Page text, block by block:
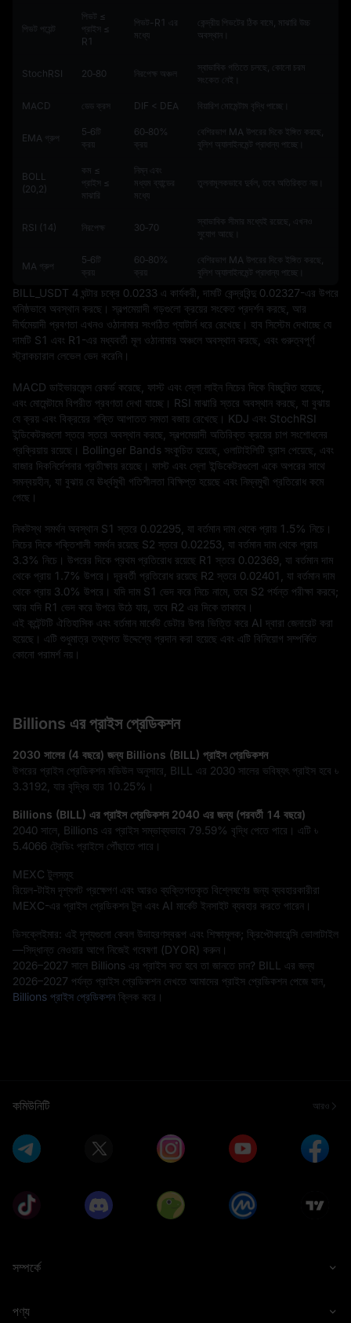
পিভট পয়েন্ট
পিভট ≤
প্রাইস ≤
R1
পিভট-R1 এর
মধ্যে
কেন্দ্রীয় পিভটের ঠিক বামে, মাঝারি উচ্চ
অবস্থান।
StochRSI 20‑80 নিরপেক্ষ অঞ্চল
স্বাভাবিক গতিতে চলছে, কোনো চরম
সংকেত নেই।
MACD DIF < DEA বিয়ারিশ মোমেন্টাম বৃদ্ধি পাচ্ছে।
EMA গ্রুপ
5‑6টি
60‑80%
বেশিরভাগ MA উপরের দিকে ইঙ্গিত করছে,
বুলিশ অ্যালাইনমেন্ট প্রাধান্য পাচ্ছে।
BOLL
(20,2)
কম ≤
প্রাইস ≤
মাঝারি
নিম্ন এবং
মধ্যম ব্যান্ডের
মধ্যে
তুলনামূলকভাবে দুর্বল, তবে অতিরিক্ত নয়।
RSI (14) নিরপেক্ষ 30‑70
স্বাভাবিক সীমার মধ্যেই রয়েছে, এখনও
সুযোগ আছে।
MA গ্রুপ
5‑6টি
60‑80%
বেশিরভাগ MA উপরের দিকে ইঙ্গিত করছে,
বুলিশ অ্যালাইনমেন্ট প্রাধান্য পাচ্ছে।
BILL_USDT 4 ঘন্টার চক্রে 0.0233 এ কার্যকরী, দামটি কেন্দ্রবিন্দু 0.02327-এর উপরে
ঘনিষ্ঠভাবে অবস্থান করছে। স্বল্পমেয়াদী গড়গুলো ক্রয়ের সংকেত প্রদর্শন করছে, আর
দীর্ঘমেয়াদী প্রবণতা এখনও ওঠানামার সংগঠিত প্যাটার্ন ধরে রেখেছে। হাব সিস্টেম দেখাচ্ছে যে
দামটি S1 এবং R1-এর মধ্যবর্তী মূল ওঠানামার অঞ্চলে অবস্থান করছে, এবং গুরুত্বপূর্ণ
স্ট্রাকচারাল লেভেল ভেদ করেনি।
MACD ডাইভারজেন্স রেকর্ড করেছে, ফাস্ট এবং স্লো লাইন নিচের দিকে বিচ্ছুরিত হয়েছে,
এবং মোমেন্টামে বিপরীত প্রবণতা দেখা যাচ্ছে। RSI মাঝারি স্তরে অবস্থান করছে, যা বুঝায়
যে ক্রয় এবং বিক্রয়ের শক্তি আপাতত সমতা বজায় রেখেছে। KDJ এবং StochRSI
ইন্ডিকেটরগুলো স্তরে স্তরে অবস্থান করছে, স্বল্পমেয়াদী অতিরিক্ত ক্রয়ের চাপ সংশোধনের
প্রক্রিয়ায় রয়েছে। Bollinger Bands সংকুচিত হয়েছে, ওলাটাইলিটি হ্রাস পেয়েছে, এবং
বাজার দিকনির্দেশনার প্রতীক্ষায় রয়েছে। ফাস্ট এবং স্লো ইন্ডিকেটরগুলো একে অপরের সাথে
সমন্বয়হীন, যা বুঝায় যে ঊর্ধ্বমুখী গতিশীলতা বিক্ষিপ্ত হয়েছে এবং নিম্নমুখী প্রতিরোধ কমে
গেছে।
নিকটস্থ সমর্থন অবস্থান S1 স্তরে 0.02295, যা বর্তমান দাম থেকে প্রায় 1.5% নিচে।
নিচের দিকে শক্তিশালী সমর্থন রয়েছে S2 স্তরে 0.02253, যা বর্তমান দাম থেকে প্রায়
3.3% নিচে। উপরের দিকে প্রথম প্রতিরোধ রয়েছে R1 স্তরে 0.02369, যা বর্তমান দাম
থেকে প্রায় 1.7% উপরে। দূরবর্তী প্রতিরোধ রয়েছে R2 স্তরে 0.02401, যা বর্তমান দাম
থেকে প্রায় 3.0% উপরে। যদি দাম S1 ভেদ করে নিচে নামে, তবে S2 পর্যন্ত পরীক্ষা করবে;
আর যদি R1 ভেদ করে উপরে উঠে যায়, তবে R2 এর দিকে তাকাবে।
এই কন্টেন্টটি ঐতিহাসিক এবং বর্তমান মার্কেট ডেটার উপর ভিত্তি করে AI দ্বারা জেনারেট করা
হয়েছে। এটি শুধুমাত্র তথ্যগত উদ্দেশ্যে প্রদান করা হয়েছে এবং এটি বিনিয়োগ সম্পর্কিত
কোনো পরামর্শ নয়।
Billions এর প্রাইস প্রেডিকশন
2030 সালের (4 বছরে) জন্য Billions (BILL) প্রাইস প্রেডিকশন
উপরের প্রাইস প্রেডিকশন মডিউল অনুসারে, BILL এর 2030 সালের ভবিষ্যৎ প্রাইস হবে ৳
3.3192 , যার বৃদ্ধির হার 10.25% ।
Billions (BILL) এর প্রাইস প্রেডিকশন 2040 এর জন্য (পরবর্তী 14 বছরে)
2040 সালে, Billions এর প্রাইস সম্ভাব্যভাবে 79.59% বৃদ্ধি পেতে পারে। এটি ৳
5.4066 ট্রেডিং প্রাইসে পৌঁছাতে পারে।
MEXC টুলসমূহ
রিয়েল-টাইম দৃশ্যপট প্রক্ষেপণ এবং আরও ব্যক্তিগতকৃত বিশ্লেষণের জন্য ব্যবহারকারীরা
MEXC-এর প্রাইস প্রেডিকশন টুল এবং AI মার্কেট ইনসাইট ব্যবহার করতে পারেন।
ডিসক্লেইমার: এই দৃশ্যগুলো কেবল উদাহরণস্বরূপ এবং শিক্ষামূলক; ক্রিপ্টোকারেন্সি ভোলাটাইল
—সিদ্ধান্ত নেওয়ার আগে নিজেই গবেষণা (DYOR) করুন।
2026–2027 সালে Billions এর প্রাইস কত হবে তা জানতে চান? BILL এর জন্য
2026–2027 পর্যন্ত প্রাইস প্রেডিকশন দেখতে আমাদের প্রাইস প্রেডিকশন পেজে যান,
Billions প্রাইস প্রেডিকশন ক্লিক করে।
কমিউনিটি আরও
সম্পর্কে
পণ্য